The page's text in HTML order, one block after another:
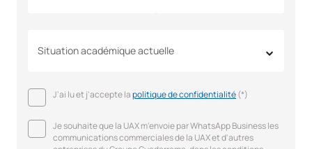
Situation académique actuelle
J'ai lu et j'accepte lapolitique de confidentialité(*)
Je souhaite que la UAX m'envoie par WhatsApp Business les
communications commerciales de la UAX et d'autres